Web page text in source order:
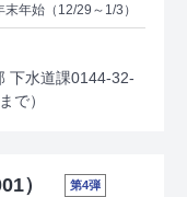
末年始（12/29～1/3）
下水道課0144-32-
で）
） 第4弾